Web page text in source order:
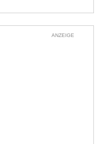
ANZEIGE